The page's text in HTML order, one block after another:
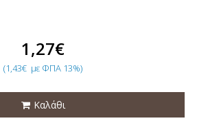
1,27€
(1,43€ με ΦΠΑ 13%)
Καλάθι